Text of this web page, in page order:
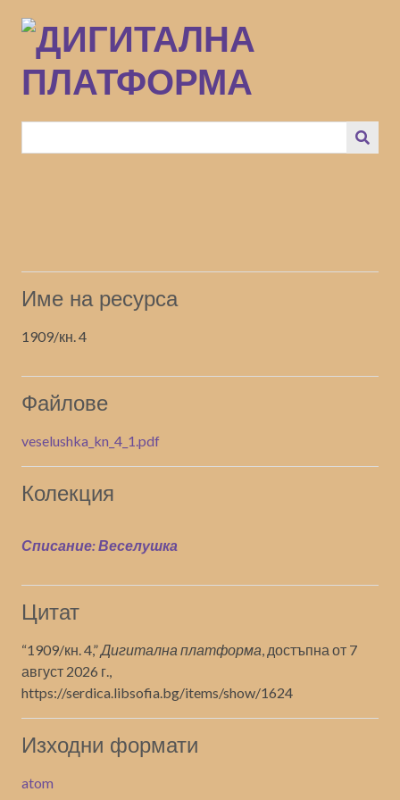
към
основното
съдържание
Име на ресурса
1909/кн. 4
Файлове
veselushka_kn_4_1.pdf
Колекция
Списание: Веселушка
Цитат
“1909/кн. 4,”Дигитална платформа, достъпна от 7
август 2026 г.,
https://serdica.libsofia.bg/items/show/1624
Изходни формати
atom